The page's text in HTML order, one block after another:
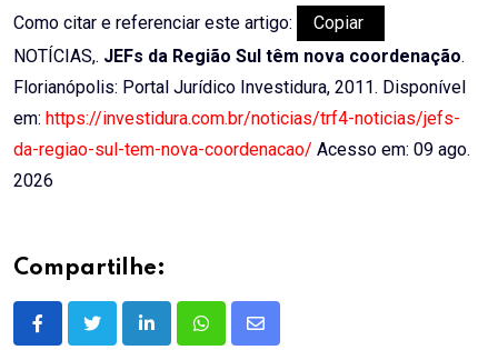
Como citar e referenciar este artigo:
Copiar
NOTÍCIAS,. JEFs da Região Sul têm nova coordenação.
Florianópolis: Portal Jurídico Investidura, 2011. Disponível
em: https://investidura.com.br/noticias/trf4-noticias/jefs-
da-regiao-sul-tem-nova-coordenacao/ Acesso em: 09 ago.
2026
Compartilhe:
LinkedInWhatsappShare